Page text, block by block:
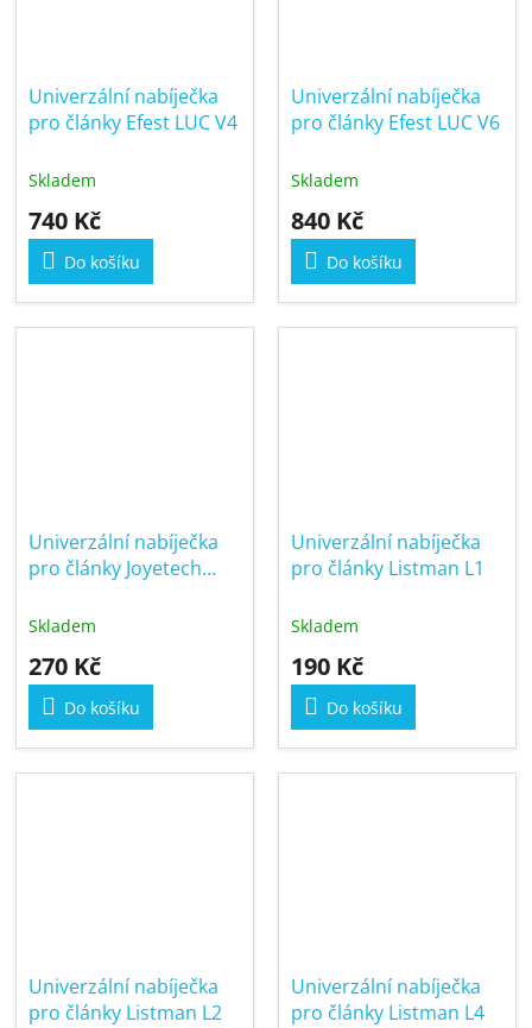
Univerzální nabíječka
pro články Efest LUC V4
Skladem
740 Kč
Do košíku
Univerzální nabíječka
pro články Efest LUC V6
Skladem
840 Kč
Do košíku
Univerzální nabíječka
pro články Joyetech
Skladem
270 Kč
Do košíku
Univerzální nabíječka
pro články Listman L1
Skladem
190 Kč
Do košíku
Univerzální nabíječka
pro články Listman L2
Univerzální nabíječka
pro články Listman L4